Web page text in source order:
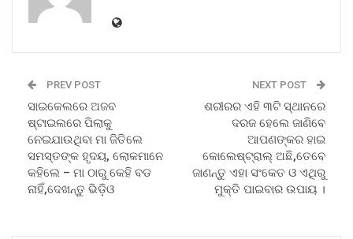
PREV POST
ସାଇକେଲରେ ଅଜବ
ଷ୍ଟାଇଲରେ ପିଲାକୁ
ନେଇଯାଉଥିବା ମା ଜିତିଲେ
ସମସ୍ତଙ୍କ ହୃଦୟ, ଲୋକମାନେ
କହିଲେ – ମା ଠାରୁ କେହି ବଡ
ନାହିଁ,ଦେଖନ୍ତୁ ଭିଡ଼ିଓ
NEXT POST
ଶରୀରର ଏହି ୩ଟି ସ୍ଥାନରେ
ଦରଜ ହେଲେ ଜାଣିବେ
ଆପଣଙ୍କର ହାଇ
କୋଲେଷ୍ଟ୍ରାଲ୍‌ ଅଛି,ତେବେ
ଜାଣନ୍ତୁ ଏହା ସଂକେତ ଓ ଏଥିରୁ
ମୁକ୍ତି ପାଇବାର ଉପାୟ ।